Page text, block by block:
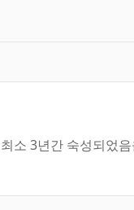
소 3년간 숙성되었